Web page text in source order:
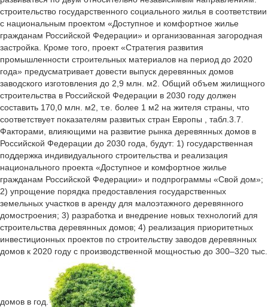
строительство государственного социального жилья в соответствии
с национальным проектом «Доступное и комфортное жилье
гражданам Российской Федерации» и организованная загородная
застройка. Кроме того, проект «Стратегия развития
промышленности строительных материалов на период до 2020
года» предусматривает довести выпуск деревянных домов
заводского изготовления до 2,9 млн. м2. Общий объем жилищного
строительства в Российской Федерации в 2030 году должен
составить 170,0 млн. м2, т.е. более 1 м2 на жителя страны, что
соответствует показателям развитых стран Европы , табл.3.7.
Факторами, влияющими на развитие рынка деревянных домов в
Российской Федерации до 2030 года, будут: 1) государственная
поддержка индивидуального строительства и реализация
национального проекта «Доступное и комфортное жилье
гражданам Российской Федерации» и подпрограммы «Свой дом»;
2) упрощение порядка предоставления государственных
земельных участков в аренду для малоэтажного деревянного
домостроения; 3) разработка и внедрение новых технологий для
строительства деревянных домов; 4) реализация приоритетных
инвестиционных проектов по строительству заводов деревянных
домов к 2020 году с производственной мощностью до 300–320 тыс.
домов в год.